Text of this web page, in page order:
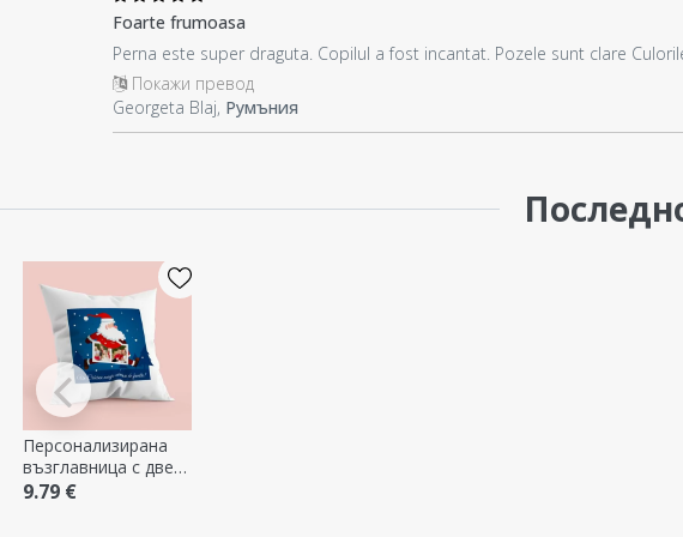
Foarte frumoasa
Perna este super draguta. Copilul a fost incantat. Pozele sunt clare
Покажи превод
Georgeta Blaj, Румъния
Персонализирана
възглавница с две
снимки и текст -
9.79 €